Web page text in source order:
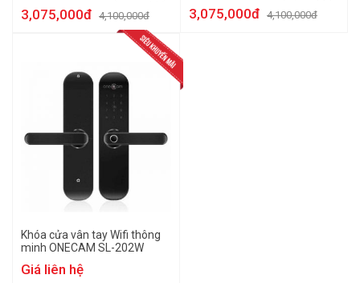
3,075,000đ 4,100,000đ 3,075,000đ 4,100,000đ
Khóa cửa vân tay Wifi thông
minh ONECAM SL-202W
Giá liên hệ